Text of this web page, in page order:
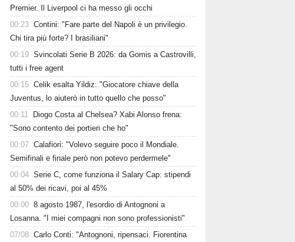
Premier. Il Liverpool ci ha messo gli occhi
00:23 Contini: "Fare parte del Napoli è un privilegio.
Chi tira più forte? I brasiliani"
00:19 Svincolati Serie B 2026: da Gomis a Castrovilli,
tutti i free agent
00:15 Celik esalta Yildiz: "Giocatore chiave della
Juventus, lo aiuterò in tutto quello che posso"
00:11
Diogo Costa al Chelsea? Xabi Alonso frena:
"Sono contento dei portieri che ho"
00:07 Calafiori: "Volevo seguire poco il Mondiale.
Semifinali e finale però non potevo perdermele"
00:04 Serie C, come funziona il Salary Cap: stipendi
al 50% dei ricavi, poi al 45%
00:00 8 agosto 1987, l'esordio di Antognoni a
Losanna. "I miei compagni non sono professionisti"
07/08 Carlo Conti: "Antognoni, ripensaci. Fiorentina